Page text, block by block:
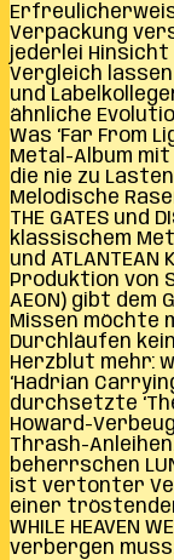
Verpackung
jederlei
Vergleich
und
ähnliche
Was ‘Far From
Metal-Album
die nie zu
Melodische
THE GATES und
klassischem
und ATLANTEAN
Produktion von
AEON) gibt dem
Missen möchte
Durchläufen
Herzblut mehr:
‘Hadrian
durchsetzte
Howard-
Thrash-
beherrschen
ist vertonter
einer
WHILE HEAVEN
verbergen